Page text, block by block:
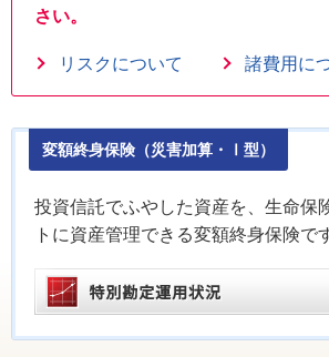
さい。
リスクについて 諸費用に
変額終身保険（災害加算・Ⅰ型）
投資信託でふやした資産を、生命保
トに資産管理できる変額終身保険で